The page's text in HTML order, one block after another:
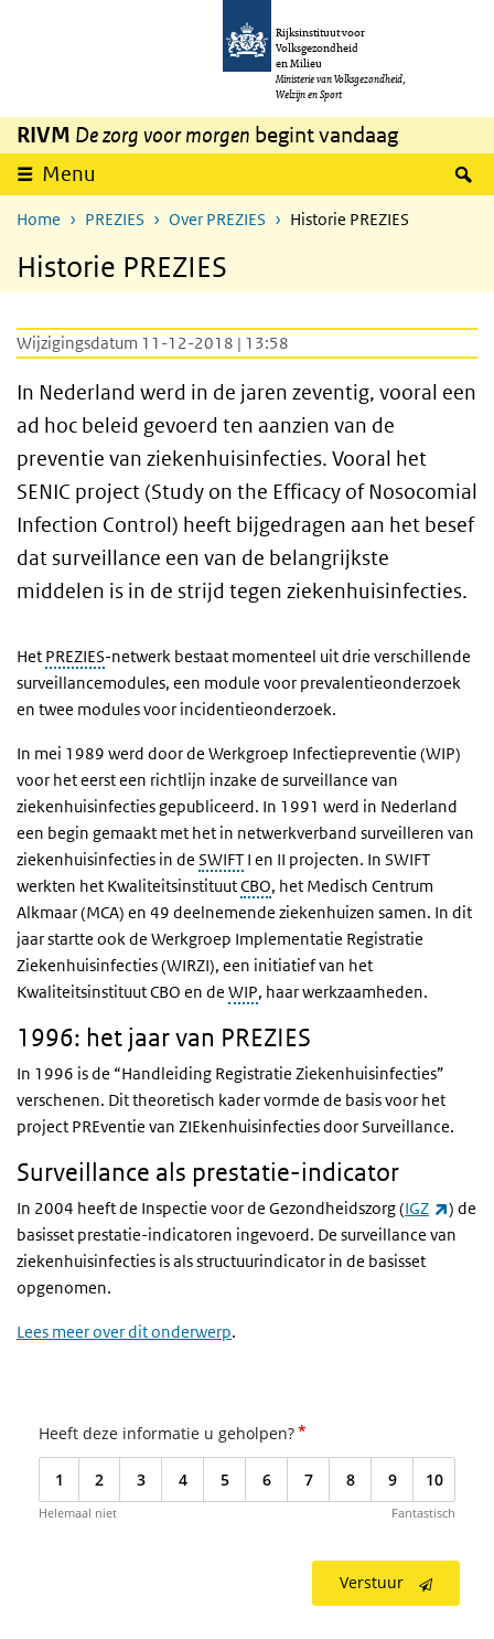
Overslaan en naar de inhoud gaan
Rijksinstituut voor
Volksgezondheid
en Milieu
Ministerie van Volksgezondheid,
Welzijn en Sport
RIVM De zorg voor morgen begint vandaag
Menu
Home PREZIES Over PREZIES Historie PREZIES
Historie PREZIES
Wijzigingsdatum 11-12-2018 | 13:58
In Nederland werd in de jaren zeventig, vooral een
ad hoc beleid gevoerd ten aanzien van de
preventie van ziekenhuisinfecties. Vooral het
SENIC project (Study on the Efficacy of Nosocomial
Infection Control) heeft bijgedragen aan het besef
dat surveillance een van de belangrijkste
middelen is in de strijd tegen ziekenhuisinfecties.
Het PREZIES-netwerk bestaat momenteel uit drie verschillende
surveillancemodules, een module voor prevalentieonderzoek
en twee modules voor incidentieonderzoek.
In mei 1989 werd door de Werkgroep Infectiepreventie (WIP)
voor het eerst een richtlijn inzake de surveillance van
ziekenhuisinfecties gepubliceerd. In 1991 werd in Nederland
een begin gemaakt met het in netwerkverband surveilleren van
ziekenhuisinfecties in de SWIFT I en II projecten. In SWIFT
werkten het KwaliteitsinstituutCBO, het Medisch Centrum
Alkmaar (MCA) en 49 deelnemende ziekenhuizen samen. In dit
jaar startte ook de Werkgroep Implementatie Registratie
Ziekenhuisinfecties (WIRZI), een initiatief van het
Kwaliteitsinstituut CBO en de WIP, haar werkzaamheden.
1996: het jaar van PREZIES
In 1996 is de “Handleiding Registratie Ziekenhuisinfecties”
verschenen. Dit theoretisch kader vormde de basis voor het
project PREventie van ZIEkenhuisinfecties door Surveillance.
Surveillance als prestatie-indicator
In 2004 heeft de Inspectie voor de Gezondheidszorg (IGZ
) de
basisset prestatie-indicatoren ingevoerd. De surveillance van
ziekenhuisinfecties is als structuurindicator in de basisset
opgenomen.
Lees meer over dit onderwerp.
Heeft deze informatie u geholpen?*
1 2 3 4 5 6 7 8 9 10
Helemaal niet Fantastisch
Verstuur